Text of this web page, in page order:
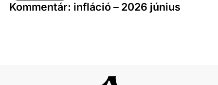
Kommentár: infláció – 2026 június